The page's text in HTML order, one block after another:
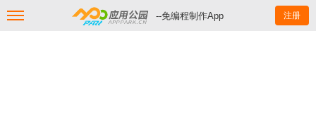
--免编程制作App 注册